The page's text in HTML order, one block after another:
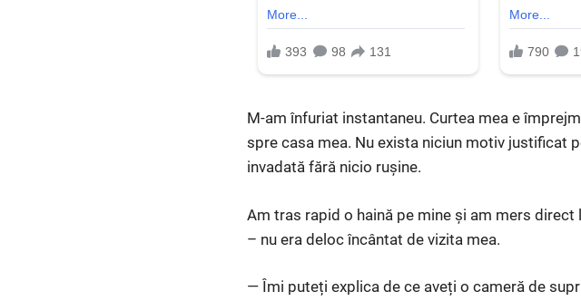
M-am înfuriat instantaneu. Curtea mea e
spre casa mea. Nu exista niciun motiv justificat
invadată fără nicio rușine.
Am tras rapid o haină pe mine și am mers direct
– nu era deloc încântat de vizita mea.
— Îmi puteți explica de ce aveți o cameră de